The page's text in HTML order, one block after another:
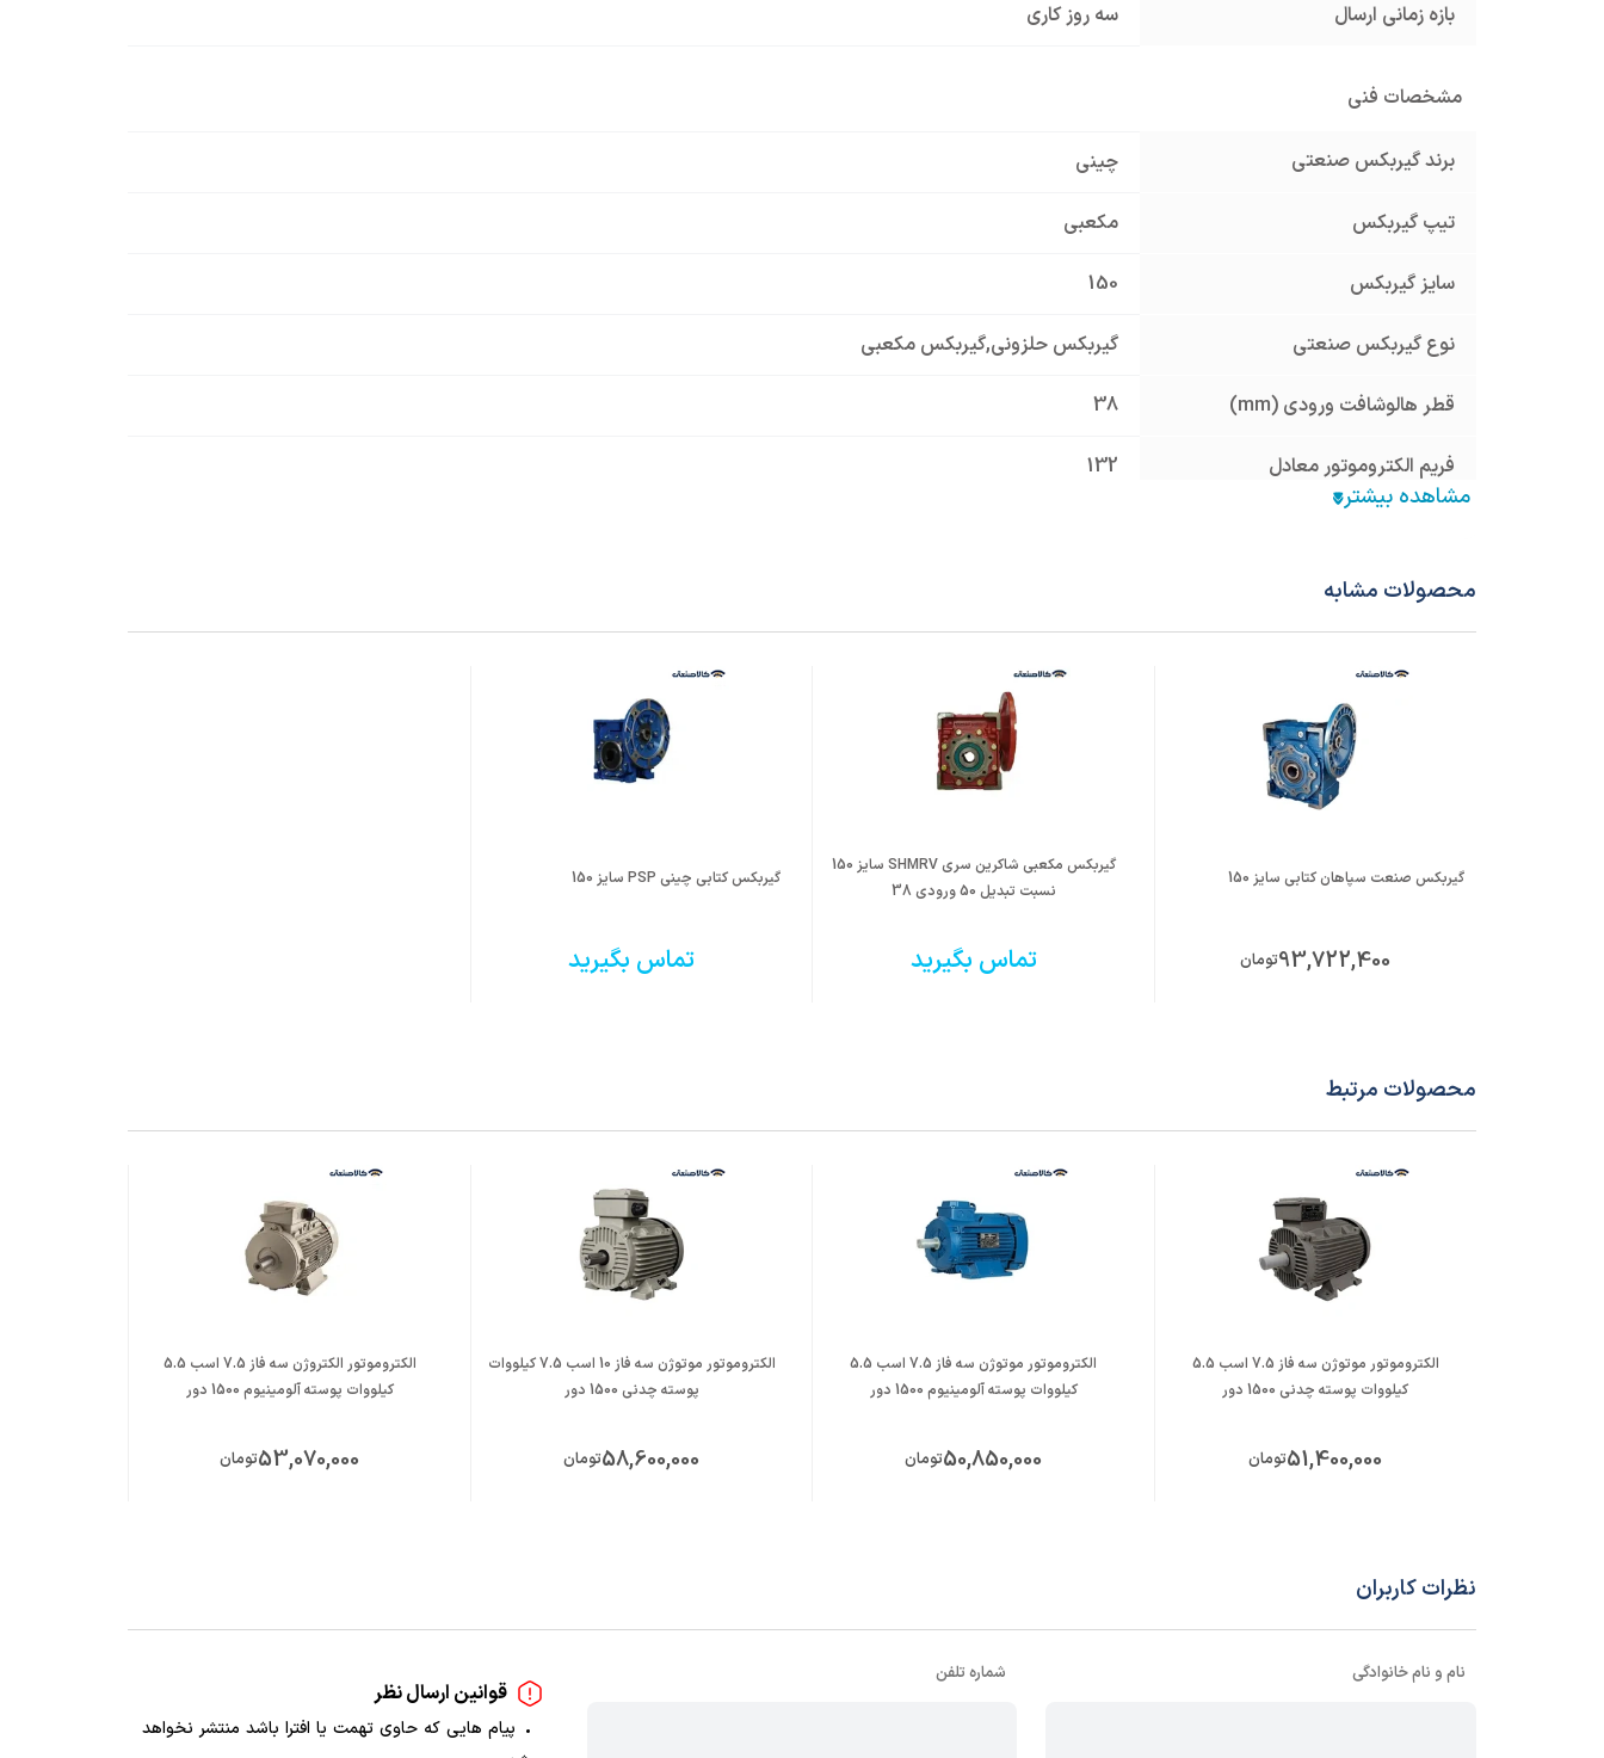
بازه زمانی ارسال سه روز کاری
مشخصات فنی
برند گیربکس صنعتی چینی
تیپ گیربکس مکعبی
سایز گیربکس 150
نوع گیربکس صنعتی گیربکس حلزونی,گیربکس مکعبی
قطر هالوشافت ورودی (mm) 38
فریم الکتروموتور معادل 132
جنس پوسته
قطر شافت خروجی (mm)
محصولات مشابه
گیربکس صنعت سپاهان کتابی سایز 150
93,722,400تومان
گیربکس مکعبی شاکرین سری SHMRV سایز 150
نسبت تبدیل 50 ورودی 38
تماس بگیرید
گیربکس کتابی چینی PSP سایز 150
تماس بگیرید
محصولات مرتبط
الکتروموتور موتوژن سه فاز 7.5 اسب 5.5
کیلووات پوسته چدنی 1500 دور
51,400,000تومان
الکتروموتور موتوژن سه فاز 7.5 اسب 5.5
کیلووات پوسته آلومینیوم 1500 دور
50,850,000تومان
الکتروموتور موتوژن سه فاز 10 اسب 7.5 کیلووات
پوسته چدنی 1500 دور
58,600,000تومان
الکتروموتور الکتروژن سه فاز 7.5 اسب 5.5
کیلووات پوسته آلومینیوم 1500 دور
53,070,000تومان
نظرات کاربران
قوانین ارسال نظر
پیام هایی که حاوی تهمت یا افترا باشد منتشر نخواهد
نام و نام خانوادگی شماره تلفن